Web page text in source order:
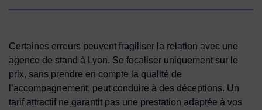
Certaines erreurs peuvent fragiliser la relation avec une
agence de stand à Lyon. Se focaliser uniquement sur le
prix, sans prendre en compte la qualité de
l’accompagnement, peut conduire à des déceptions. Un
tarif attractif ne garantit pas une prestation adaptée à vos